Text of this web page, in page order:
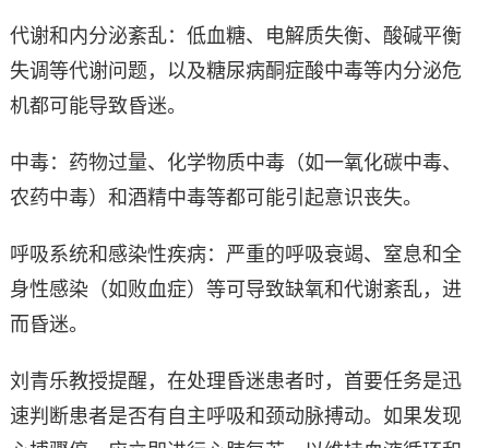
代谢和内分泌紊乱：低血糖、电解质失衡、酸碱平衡
失调等代谢问题，以及糖尿病酮症酸中毒等内分泌危
机都可能导致昏迷。
中毒：药物过量、化学物质中毒（如一氧化碳中毒、
农药中毒）和酒精中毒等都可能引起意识丧失。
呼吸系统和感染性疾病：严重的呼吸衰竭、窒息和全
身性感染（如败血症）等可导致缺氧和代谢紊乱，进
而昏迷。
刘青乐教授提醒，在处理昏迷患者时，首要任务是迅
速判断患者是否有自主呼吸和颈动脉搏动。如果发现